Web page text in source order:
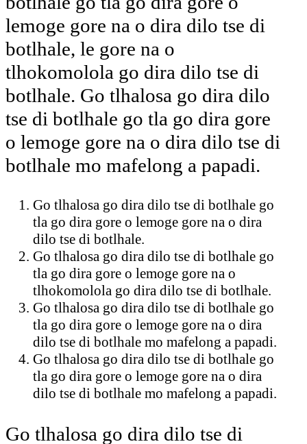
lemoge gore na o dira dilo tse di
botlhale, le gore na o
tlhokomolola go dira dilo tse di
botlhale. Go tlhalosa go dira dilo
tse di botlhale go tla go dira gore
o lemoge gore na o dira dilo tse di
botlhale mo mafelong a papadi.
Go tlhalosa go dira dilo tse di botlhale go
tla go dira gore o lemoge gore na o dira
dilo tse di botlhale.
Go tlhalosa go dira dilo tse di botlhale go
tla go dira gore o lemoge gore na o
tlhokomolola go dira dilo tse di botlhale.
Go tlhalosa go dira dilo tse di botlhale go
tla go dira gore o lemoge gore na o dira
dilo tse di botlhale mo mafelong a papadi.
Go tlhalosa go dira dilo tse di botlhale go
tla go dira gore o lemoge gore na o dira
dilo tse di botlhale mo mafelong a papadi.
Go tlhalosa go dira dilo tse di